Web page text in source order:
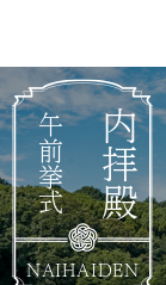
内拝殿
午前挙式
NAIHAIDEN